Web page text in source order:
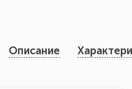
Описание